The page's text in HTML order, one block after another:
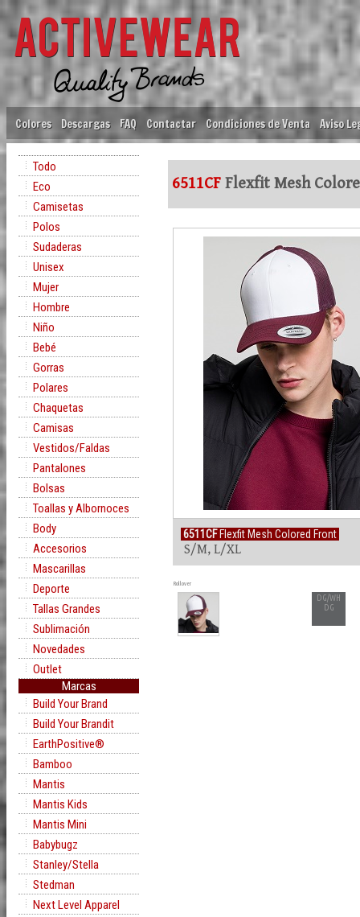
Colores Descargas FAQ Contactar Condiciones de Venta Aviso
Todo
Eco
Camisetas
Polos
Sudaderas
Unisex
Mujer
Hombre
Niño
Bebé
Gorras
Polares
Chaquetas
Camisas
Vestidos/Faldas
Pantalones
Bolsas
Toallas y Albornoces
Body
Accesorios
Mascarillas
Deporte
Tallas Grandes
Sublimación
Novedades
Outlet
Marcas
Build Your Brand
Build Your Brandit
EarthPositive®
Bamboo
Mantis
Mantis Kids
Mantis Mini
Babybugz
Stanley/Stella
Stedman
Next Level Apparel
6511CF Flexfit Mesh
6511CFFlexfit Mesh Colored Front
S/M, L/XL
Rollover
DG/WH
DG